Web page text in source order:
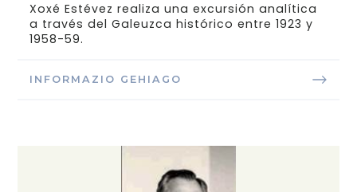
Xoxé Estévez realiza una excursión analítica
a través del Galeuzca histórico entre 1923 y
1958-59.
INFORMAZIO GEHIAGO